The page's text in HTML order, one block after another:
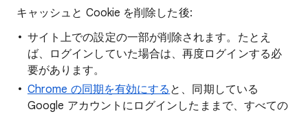
キャッシュと Cookie を削除した後:
サイト上での設定の一部が削除されます。たとえ
ば、ログインしていた場合は、再度ログインする必
要があります。
Chrome の同期を有効にする と、同期している
Google アカウントにログインしたままで、すべての